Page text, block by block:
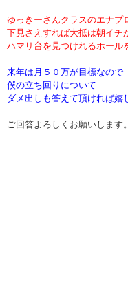
ゆっきーさんクラスのエナプ
下見さえすれば大抵は朝イチ
ハマリ台を見つけれるホール
来年は月５０万が目標なので
僕の立ち回りについて
ダメ出しも答えて頂ければ嬉
ご回答よろしくお願いします。